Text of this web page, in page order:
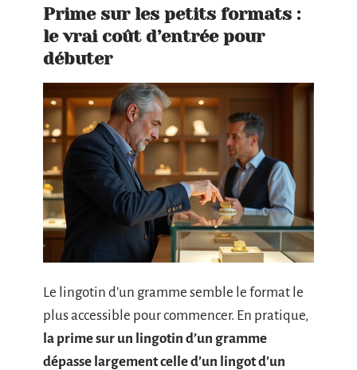
Prime sur les petits formats :
le vrai coût d’entrée pour
débuter
Le lingotin d’un gramme semble le format le
plus accessible pour commencer. En pratique,
la prime sur un lingotin d’un gramme
dépasse largement celle d’un lingot d’un